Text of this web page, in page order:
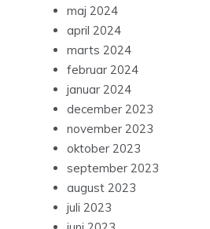
maj 2024
april 2024
marts 2024
februar 2024
januar 2024
december 2023
november 2023
oktober 2023
september 2023
august 2023
juli 2023